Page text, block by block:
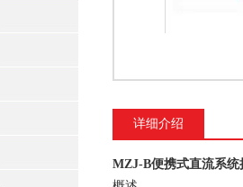
详细介绍
MZJ-B便携式直流系统